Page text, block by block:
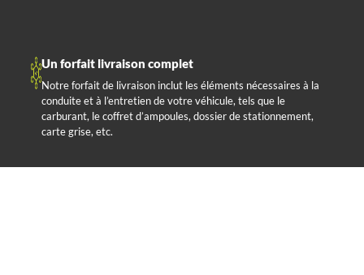
Un forfait livraison complet
Notre forfait de livraison inclut les éléments nécessaires à la
conduite et à l’entretien de votre véhicule, tels que le
carburant, le coffret d’ampoules, dossier de stationnement,
carte grise, etc.